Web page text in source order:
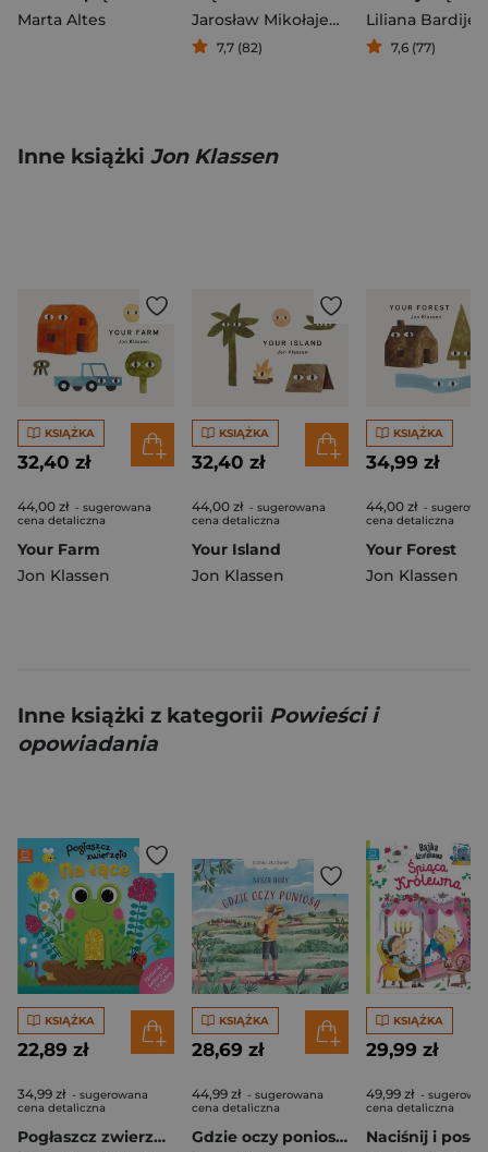
Marta Altes
Jarosław Mikołajewski
7,7 (82)
Liliana
7,6 (77)
Inne książki Jon Klassen
KSIĄŻKA
32,40 zł
44,00 zł - sugerowana
cena detaliczna
Your Farm
Jon Klassen
KSIĄŻKA
32,40 zł
44,00 zł - sugerowana
cena detaliczna
Your Island
Jon Klassen
KSIĄŻKA
34,99 zł
44,00 zł -
cena detaliczna
Your Forest
Jon Klassen
Inne książki z kategorii Powieści i
opowiadania
KSIĄŻKA
22,89 zł
34,99 zł - sugerowana
cena detaliczna
Pogłaszcz zwierzęta Na łące. Książeczka sensoryczna z brokatem
KSIĄŻKA
28,69 zł
44,99 zł - sugerowana
cena detaliczna
Gdzie oczy poniosą. Dusia i jej świat, Tom 1
KSIĄŻKA
29,99 zł
49,99 zł -
cena detaliczna